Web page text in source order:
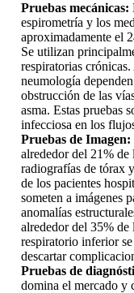
Pruebas mecánicas:
espirometría y los
aproximadamente el
Se utilizan
respiratorias
neumología
obstrucción de las
asma. Estas pruebas
infecciosa en los
Pruebas de Imagen:
alrededor del 21% de
radiografías de tórax
de los pacientes
someten a imágenes
anomalías
alrededor del 35% de
respiratorio inferior
descartar
Pruebas de
domina el mercado y